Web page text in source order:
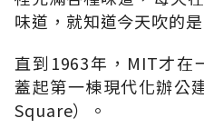
味道，就知道今天吹的是
直到1963年，MIT才在
蓋起第一棟現代化辦公
Square）。